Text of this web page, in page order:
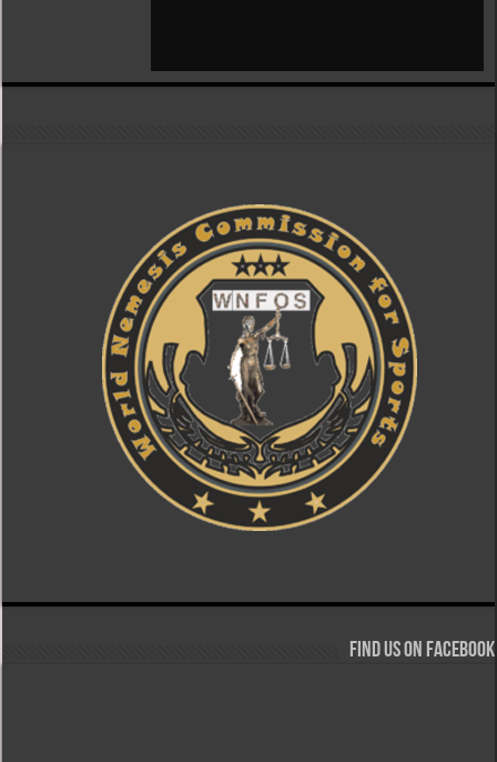
Find us on Facebook